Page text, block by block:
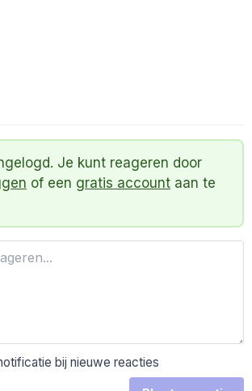
Je kunt reageren door
of een gratis account aan te
bij nieuwe reacties